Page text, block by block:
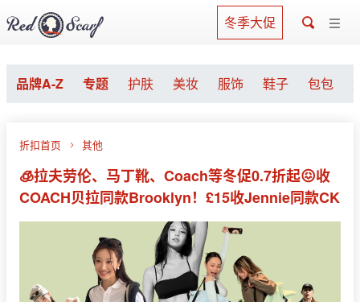
冬季大促
品牌A-Z 专题 护肤 美妆 服饰 鞋子 包包
折扣首页 其他
🧊拉夫劳伦、马丁靴、Coach等冬促0.7折起😖收
COACH贝拉同款Brooklyn！£15收Jennie同款CK